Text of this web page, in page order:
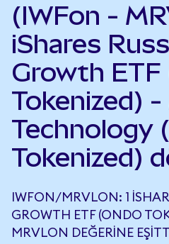
(IWFon -
iShares
Growth ETF
Tokenized) -
Technology
Tokenized)
IWFON/MRVLON: 1
GROWTH ETF (ONDO
MRVLON DEĞERINE